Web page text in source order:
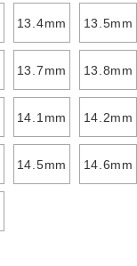
13.4mm 13.5mm
13.7mm 13.8mm
14.1mm 14.2mm
14.5mm 14.6mm